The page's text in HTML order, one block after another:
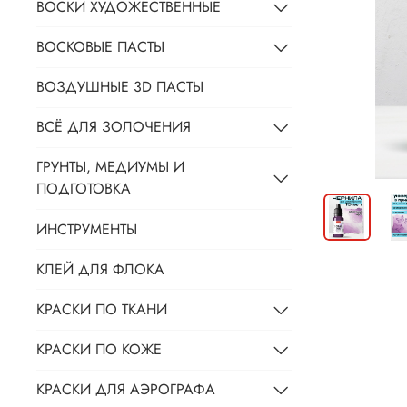
ВОСКИ ХУДОЖЕСТВЕННЫЕ
ВОСКОВЫЕ ПАСТЫ
ВОЗДУШНЫЕ 3D ПАСТЫ
ВСЁ ДЛЯ ЗОЛОЧЕНИЯ
ГРУНТЫ, МЕДИУМЫ И
ПОДГОТОВКА
ИНСТРУМЕНТЫ
КЛЕЙ ДЛЯ ФЛОКА
КРАСКИ ПО ТКАНИ
КРАСКИ ПО КОЖЕ
КРАСКИ ДЛЯ АЭРОГРАФА